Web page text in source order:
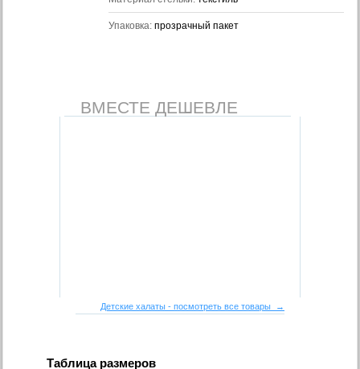
Упаковка: прозрачный пакет
ВМЕСТЕ ДЕШЕВЛЕ
Детские халаты - посмотреть все товары →
Таблица размеров